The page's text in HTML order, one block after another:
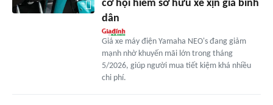
cơ hội hiếm sở hữu xe xịn giá bình
dân
Giá xe máy điện Yamaha NEO's đang giảm
mạnh nhờ khuyến mãi lớn trong tháng
5/2026, giúp người mua tiết kiệm khá nhiều
chi phí.